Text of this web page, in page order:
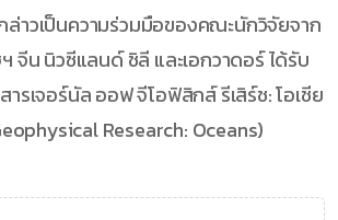
าวเป็นความร่วมมือของคณะนักวิจัยจาก
จีน นิวซีแลนด์ ชิลี และเอกวาดอร์ ได้รับ
ารเจอร์นัล ออฟ จีโอฟิสิกส์ รีเสิร์ช: โอเชีย
Research: Oceans)